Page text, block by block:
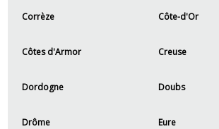
Corrèze Côte-d'Or
Côtes d'Armor Creuse
Dordogne Doubs
Drôme Eure